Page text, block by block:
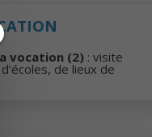
vocation (2) : visite
d’écoles, de lieux de